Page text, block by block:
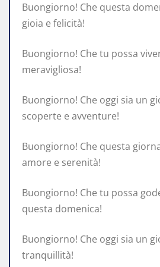
Buongiorno! Che questa
gioia e felicità!
Buongiorno! Che tu possa
meravigliosa!
Buongiorno! Che oggi sia un
scoperte e avventure!
Buongiorno! Che questa
amore e serenità!
Buongiorno! Che tu possa
questa domenica!
Buongiorno! Che oggi sia un
tranquillità!